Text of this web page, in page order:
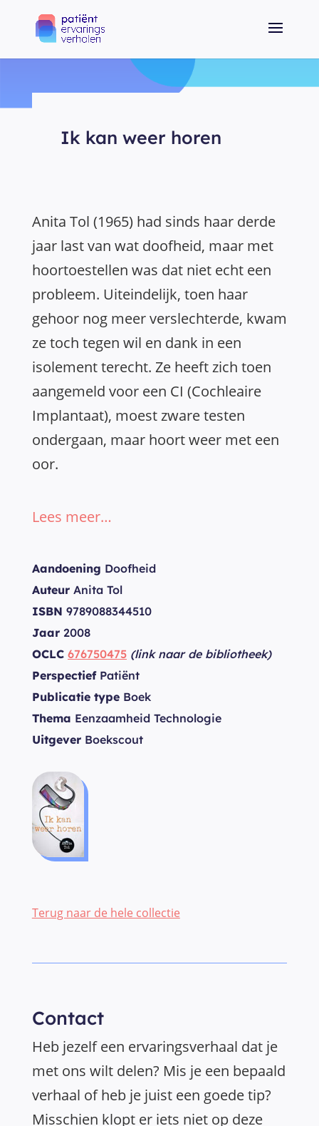
Ik kan weer horen
Anita Tol (1965) had sinds haar derde
jaar last van wat doofheid, maar met
hoortoestellen was dat niet echt een
probleem. Uiteindelijk, toen haar
gehoor nog meer verslechterde, kwam
ze toch tegen wil en dank in een
isolement terecht. Ze heeft zich toen
aangemeld voor een CI (Cochleaire
Implantaat), moest zware testen
ondergaan, maar hoort weer met een
oor.
Lees meer…
Aandoening Doofheid
Auteur Anita Tol
ISBN 9789088344510
Jaar 2008
OCLC 676750475 (link naar de bibliotheek)
PerspectiefPatiënt
Publicatie type Boek
Thema Eenzaamheid Technologie
Uitgever Boekscout
Terug naar de hele collectie
Contact
Heb jezelf een ervaringsverhaal dat je
met ons wilt delen? Mis je een bepaald
verhaal of heb je juist een goede tip?
Misschien klopt er iets niet op deze